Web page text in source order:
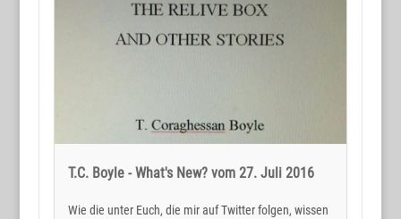
T.C. Boyle - What's New? vom 27. Juli 2016
Wie die unter Euch, die mir auf Twitter folgen, wissen